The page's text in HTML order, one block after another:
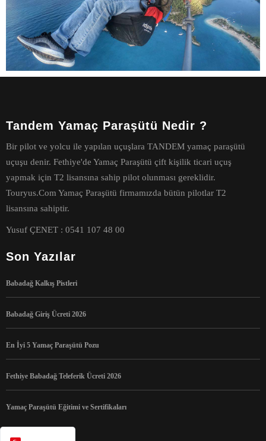
Tandem Yamaç Paraşütü Nedir ?
Bir pilot ve yolcu ile yapılan uçuşlara TANDEM yamaç paraşütü
uçuşu denir. Fethiye'de Yamaç Paraşütü çift kişilik ticari uçuş
yapmak için T2 lisansına sahip pilot olunması gereklidir.
Touryus.Com Yamaç Paraşütü firmamızda bütün pilotlar T2
lisansına sahiptir.
Yusuf ÇENET : 0541 107 48 00
Son Yazılar
Babadağ Kalkış Pistleri
Babadağ Giriş Ücreti 2026
En İyi 5 Yamaç Paraşütü Pozu
Fethiye Babadağ Teleferik Ücreti 2026
Yamaç Paraşütü Eğitimi ve Sertifikaları